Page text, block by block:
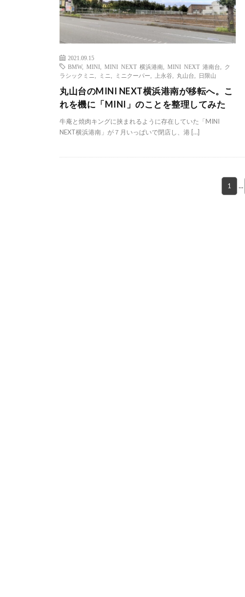
2021.09.15
BMW, MINI MINI NEXT 横浜港南 MINI NEXT 港南台
ク
ラシックミニ
ミニ ミニクーパー 上永谷 丸山台 日限山
丸山台のMINI NEXT横浜港南が移転へ。こ
れを機に「MINI」のことを整理してみた
牛庵と焼肉キングに挟まれるように存在していた「MINI
NEXT横浜港南」が７月いっぱいで閉店し、港 […]
1 …